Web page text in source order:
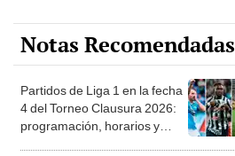
Notas Recomendadas
Partidos de Liga 1 en la fecha
4 del Torneo Clausura 2026:
programación, horarios y